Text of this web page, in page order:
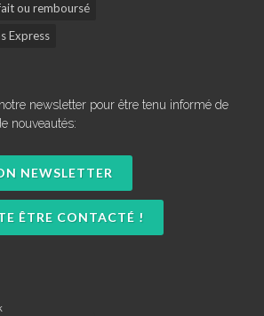
ou remboursé
Express
newsletter pour être tenu informé de
nouveautés:
NEWSLETTER
ÊTRE CONTACTÉ !